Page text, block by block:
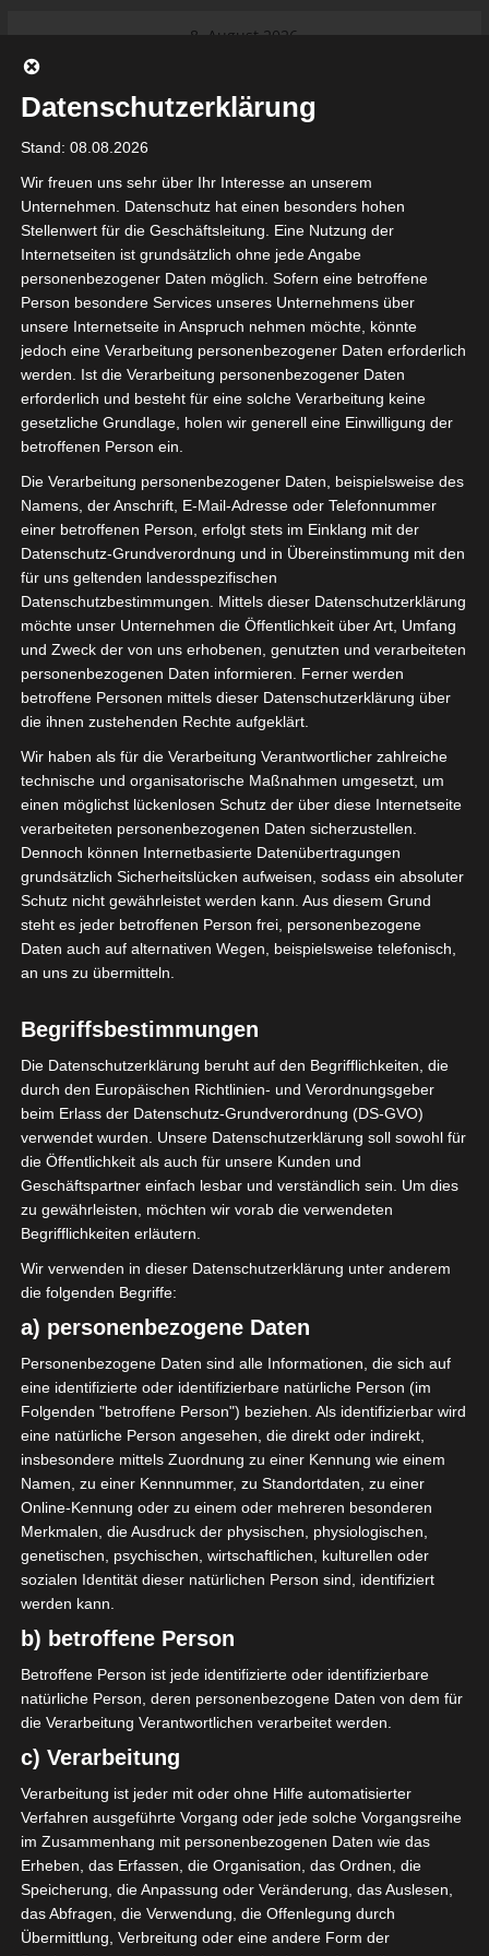
8. August 2026
beginnt am 22. und 23. August
2026 (Update)
Meisterschaft an
Ligue 1 Pro: Spielplan der ersten 15
Spieltage der Saison 2026/2027
Ligue 2 Pro Tunesien 2026/2027 –
Saison beginnt am am 19./20.
September 2026
Internationaler Sportgerichtshof
lehnt Eilverfahren ab – AS Soliman
steuert auf die Ligue 2 zu
tunesienfussball.de
Tunesien Ligafußball
Sie befinden sich hier:Startseite
(CA) – Union Sportive de Ben Guerdane (USBG)
26 Jan. 2025-14:00
Meisterschaft Tunesien 2024/2025|
Spieltag 16
Halbzeit: -
Club Africain
Tunis (CA) 0
Ben Guerdane
(USBG)
ENDERGEBNIS
Stade Hammadi Agrebi (Stadion des 14
Januar)
Union Sportive Monastirienne (USMO) – Club Athlé
tique Bizertin (CAB)
Union Sportive de Tataouine (UST) – Espérance Sp
ortive de Tunis (EST)
Die nächsten Begegnungen
SPIELTAG 1
22 Aug. 2026
16:30
PS Sakiet Eddaïer
22 Aug. 2026
Stade Tunisien
- -
CS Sfax
22 Aug. 2026
16:30
ES Hammam Sousse
ES Tunis
- -
ESS Sousse
22 Aug. 2026
16:30
ES Métlaoui
- -
Club Africain
22 Aug. 2026
Datenschutzerklärung
Stand: 08.08.2026
Wir freuen uns sehr über Ihr Interesse an unserem
Unternehmen. Datenschutz hat einen besonders hohen
Stellenwert für die Geschäftsleitung. Eine Nutzung der
Internetseiten ist grundsätzlich ohne jede Angabe
personenbezogener Daten möglich. Sofern eine betroffene
Person besondere Services unseres Unternehmens über
unsere Internetseite in Anspruch nehmen möchte, könnte
jedoch eine Verarbeitung personenbezogener Daten erforderlich
werden. Ist die Verarbeitung personenbezogener Daten
erforderlich und besteht für eine solche Verarbeitung keine
gesetzliche Grundlage, holen wir generell eine Einwilligung der
betroffenen Person ein.
Die Verarbeitung personenbezogener Daten, beispielsweise des
Namens, der Anschrift, E-Mail-Adresse oder Telefonnummer
einer betroffenen Person, erfolgt stets im Einklang mit der
Datenschutz-Grundverordnung und in Übereinstimmung mit den
für uns geltenden landesspezifischen
Datenschutzbestimmungen. Mittels dieser Datenschutzerklärung
möchte unser Unternehmen die Öffentlichkeit über Art, Umfang
und Zweck der von uns erhobenen, genutzten und verarbeiteten
personenbezogenen Daten informieren. Ferner werden
betroffene Personen mittels dieser Datenschutzerklärung über
die ihnen zustehenden Rechte aufgeklärt.
Wir haben als für die Verarbeitung Verantwortlicher zahlreiche
technische und organisatorische Maßnahmen umgesetzt, um
einen möglichst lückenlosen Schutz der über diese Internetseite
verarbeiteten personenbezogenen Daten sicherzustellen.
Dennoch können Internetbasierte Datenübertragungen
grundsätzlich Sicherheitslücken aufweisen, sodass ein absoluter
Schutz nicht gewährleistet werden kann. Aus diesem Grund
steht es jeder betroffenen Person frei, personenbezogene
Daten auch auf alternativen Wegen, beispielsweise telefonisch,
an uns zu übermitteln.
Begriffsbestimmungen
Die Datenschutzerklärung beruht auf den Begrifflichkeiten, die
durch den Europäischen Richtlinien- und Verordnungsgeber
beim Erlass der Datenschutz-Grundverordnung (DS-GVO)
verwendet wurden. Unsere Datenschutzerklärung soll sowohl für
die Öffentlichkeit als auch für unsere Kunden und
Geschäftspartner einfach lesbar und verständlich sein. Um dies
zu gewährleisten, möchten wir vorab die verwendeten
Begrifflichkeiten erläutern.
Wir verwenden in dieser Datenschutzerklärung unter anderem
die folgenden Begriffe:
a) personenbezogene Daten
Personenbezogene Daten sind alle Informationen, die sich auf
eine identifizierte oder identifizierbare natürliche Person (im
Folgenden "betroffene Person") beziehen. Als identifizierbar wird
eine natürliche Person angesehen, die direkt oder indirekt,
insbesondere mittels Zuordnung zu einer Kennung wie einem
Namen, zu einer Kennnummer, zu Standortdaten, zu einer
Online-Kennung oder zu einem oder mehreren besonderen
Merkmalen, die Ausdruck der physischen, physiologischen,
genetischen, psychischen, wirtschaftlichen, kulturellen oder
sozialen Identität dieser natürlichen Person sind, identifiziert
werden kann.
b) betroffene Person
Betroffene Person ist jede identifizierte oder identifizierbare
natürliche Person, deren personenbezogene Daten von dem für
die Verarbeitung Verantwortlichen verarbeitet werden.
c) Verarbeitung
Verarbeitung ist jeder mit oder ohne Hilfe automatisierter
Verfahren ausgeführte Vorgang oder jede solche Vorgangsreihe
im Zusammenhang mit personenbezogenen Daten wie das
Erheben, das Erfassen, die Organisation, das Ordnen, die
Speicherung, die Anpassung oder Veränderung, das Auslesen,
das Abfragen, die Verwendung, die Offenlegung durch
Übermittlung, Verbreitung oder eine andere Form der